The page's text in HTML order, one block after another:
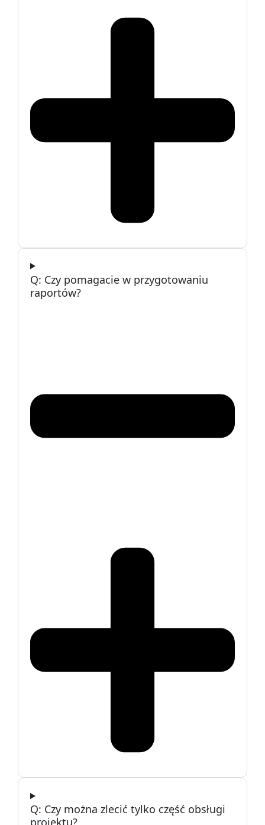
Czy pomagacie w przygotowaniu
raportów?
Czy można zlecić tylko część obsługi